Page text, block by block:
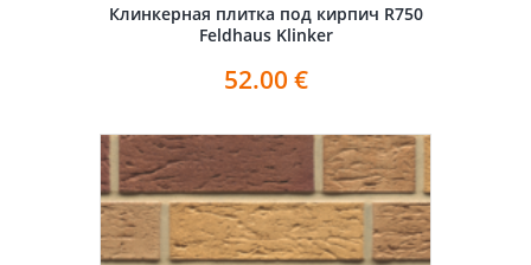
Клинкерная плитка под кирпич R750
Feldhaus Klinker
52.00 €